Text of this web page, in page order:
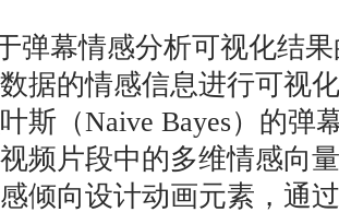
幕情感分析可视化结果
据的情感信息进行可视
斯（Naive Bayes）的弹
频片段中的多维情感向
倾向设计动画元素，通